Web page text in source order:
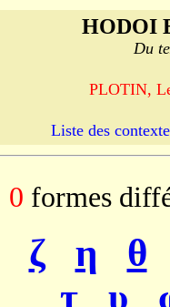
HODOI
Du
PLOTIN,
Liste des
0 formes
ζ η
θ
τ
υ